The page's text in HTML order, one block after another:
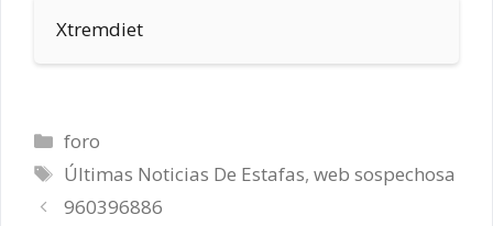
Xtremdiet
Categorías
foro
Etiquetas
Últimas Noticias De Estafas,web sospechosa
960396886